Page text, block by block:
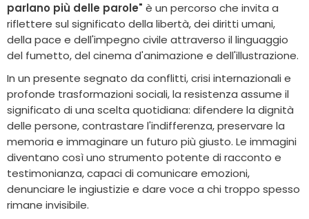
parlano più delle parole" è un percorso che invita a
riflettere sul significato della libertà, dei diritti umani,
della pace e dell'impegno civile attraverso il linguaggio
del fumetto, del cinema d'animazione e dell'illustrazione.
In un presente segnato da conflitti, crisi internazionali e
profonde trasformazioni sociali, la resistenza assume il
significato di una scelta quotidiana: difendere la dignità
delle persone, contrastare l'indifferenza, preservare la
memoria e immaginare un futuro più giusto. Le immagini
diventano così uno strumento potente di racconto e
testimonianza, capaci di comunicare emozioni,
denunciare le ingiustizie e dare voce a chi troppo spesso
rimane invisibile.